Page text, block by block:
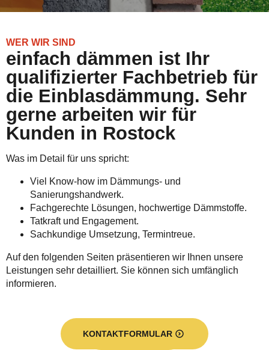
WER WIR SIND
einfach dämmen ist Ihr
qualifizierter Fachbetrieb für
die Einblasdämmung. Sehr
gerne arbeiten wir für
Kunden in Rostock
Was im Detail für uns spricht:
Viel Know-how im Dämmungs- und
Sanierungshandwerk.
Fachgerechte Lösungen, hochwertige Dämmstoffe.
Tatkraft und Engagement.
Sachkundige Umsetzung, Termintreue.
Auf den folgenden Seiten präsentieren wir Ihnen unsere
Leistungen sehr detailliert. Sie können sich umfänglich
informieren.
KONTAKTFORMULAR